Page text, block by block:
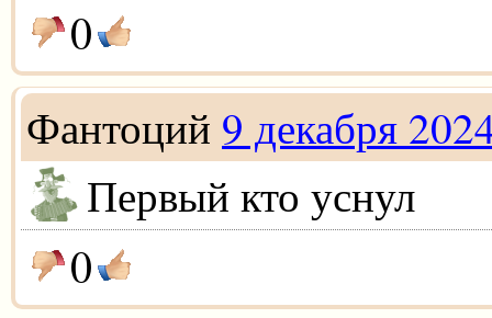
0
Фантоций 9 декабря
Первый кто уснул
0